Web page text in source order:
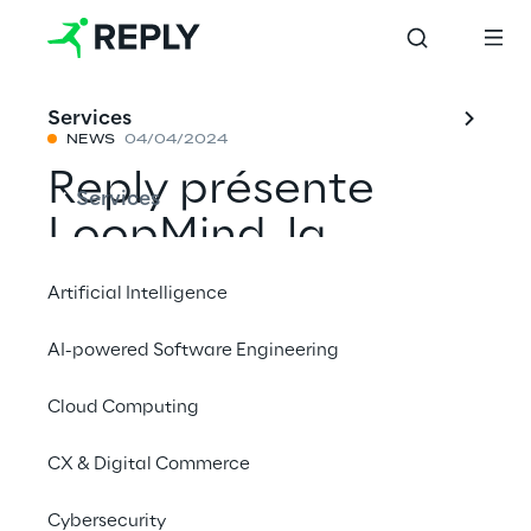
Services
Services
Artificial Intelligence
AI-powered Software Engineering
Cloud Computing
CX & Digital Commerce
Cybersecurity
NEWS 04/04/2024
Reply présente
LoopMind, la
solution de contrôle
et de sécurité des
sur l'IA generative
Partager avec un ami